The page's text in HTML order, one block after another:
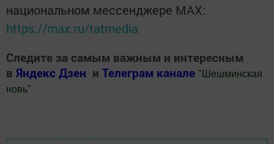
национальном мессенджере MАХ:
https://max.ru/tatmedia
Следите за самым важным и интересным
в Яндекс Дзен и Телеграм канале " Шешминская
новь"